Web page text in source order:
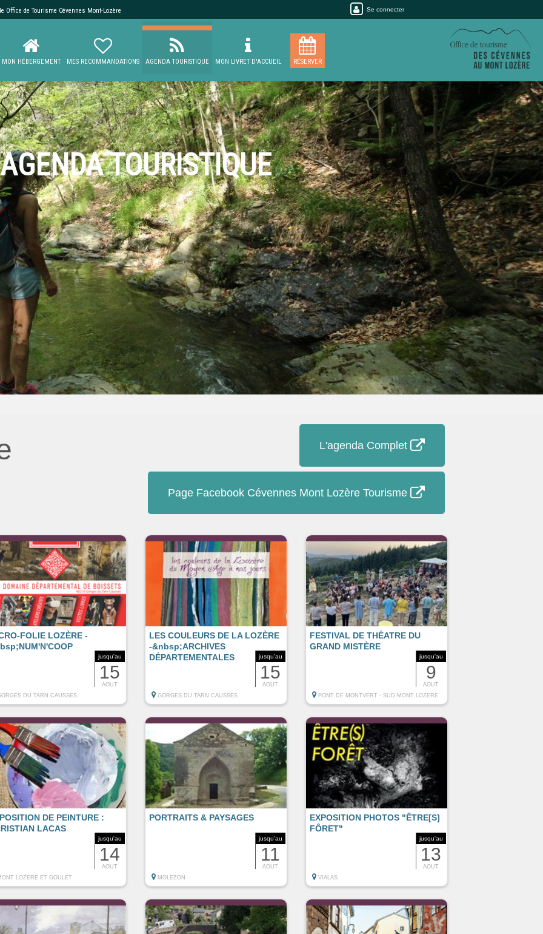
Office de Tourisme Cévennes Mont-Lozère Se connecter
MON HÉBERGEMENT MES RECOMMANDATIONS AGENDA TOURISTIQUE MON LIVRET D'ACCUEIL RÉSERVER
AGENDA TOURISTIQUE
L'agenda Complet
Page Facebook Cévennes Mont Lozère Tourisme
jusqu'au
15
AOUT
FOLIE LOZÈRE -
DU TARN CAUSSES
jusqu'au
15
AOUT
LES COULEURS DE LA LOZÈRE
-&nbsp;ARCHIVES
DÉPARTEMENTALES
GORGES DU TARN CAUSSES
jusqu'au
9
AOUT
FESTIVAL DE THÉATRE DU
GRAND MISTÈRE
PONT DE MONTVERT - SUD MONT LOZERE
jusqu'au
14
AOUT
DE PEINTURE :
LACAS
LOZERE ET GOULET
jusqu'au
11
AOUT
PORTRAITS & PAYSAGES
MOLEZON
jusqu'au
13
AOUT
EXPOSITION PHOTOS "ÊTRE[S]
FÔRET"
VIALAS